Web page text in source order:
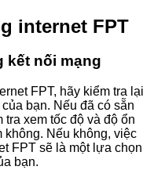
internet FPT
kết nối mạng
FPT, hãy kiểm tra lại
bạn. Nếu đã có sẵn
tra xem tốc độ và độ ổn
không. Nếu không, việc
FPT sẽ là một lựa chọn
bạn.